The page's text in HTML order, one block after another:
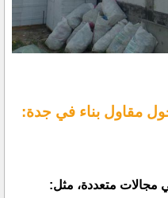
مقاول بناء في جدة:
مجالات متعددة، مثل: